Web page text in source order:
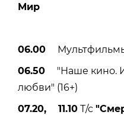
Мир
06.00 Мультфильмы
06.50 "Наше кино.
любви" (16+)
07.20, 11.10 Т/с